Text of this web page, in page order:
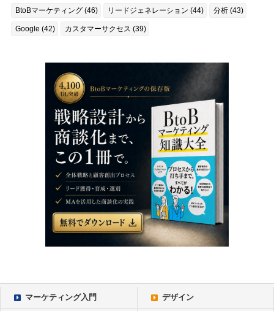
BtoBマーケティング (46) リードジェネレーション (44) 分析 (43)
Google (42) カスタマーサクセス (39)
マーケティング入門 デザイン